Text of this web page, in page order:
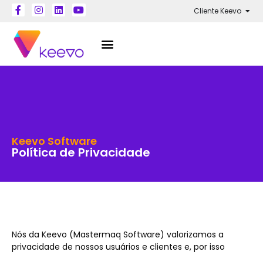
Cliente Keevo
Keevo Software
Política de Privacidade
Nós da Keevo (Mastermaq Software) valorizamos a
privacidade de nossos usuários e clientes e, por isso